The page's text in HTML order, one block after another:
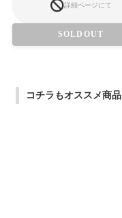
詳細ページにて
SOLDOUT
コチラもオススメ商品